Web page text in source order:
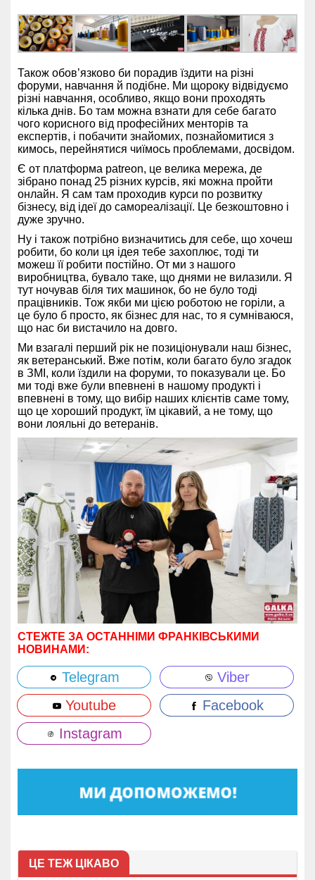
Також обов’язково би порадив їздити на різні
форуми, навчання й подібне. Ми щороку відвідуємо
різні навчання, особливо, якщо вони проходять
кілька днів. Бо там можна взнати для себе багато
чого корисного від професійних менторів та
експертів, і побачити знайомих, познайомитися з
кимось, перейнятися чиїмось проблемами, досвідом.
Є от платформа patreon, це велика мережа, де
зібрано понад 25 різних курсів, які можна пройти
онлайн. Я сам там проходив курси по розвитку
бізнесу, від ідеї до самореалізації. Це безкоштовно і
дуже зручно.
Ну і також потрібно визначитись для себе, що хочеш
робити, бо коли ця ідея тебе захоплює, тоді ти
можеш її робити постійно. От ми з нашого
виробництва, бувало таке, що днями не вилазили. Я
тут ночував біля тих машинок, бо не було тоді
працівників. Тож якби ми цією роботою не горіли, а
це було б просто, як бізнес для нас, то я сумніваюся,
що нас би вистачило на довго.
Ми взагалі перший рік не позиціонували наш бізнес,
як ветеранський. Вже потім, коли багато було згадок
в ЗМІ, коли їздили на форуми, то показували це. Бо
ми тоді вже були впевнені в нашому продукті і
впевнені в тому, що вибір наших клієнтів саме тому,
що це хороший продукт, їм цікавий, а не тому, що
вони лояльні до ветеранів.
СТЕЖТЕ ЗА ОСТАННІМИ ФРАНКІВСЬКИМИ
НОВИНАМИ:
Telegram
Viber
Youtube
Facebook
Instagram
ЦЕ ТЕЖ ЦІКАВО